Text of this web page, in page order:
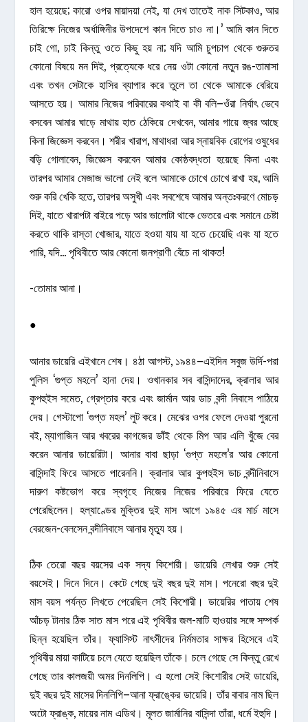
হাল হয়েছে; কারো ওপর মায়াদয়া নেই, যা দেখ তাতেই নাক সিটকাও, আর
তিরিক্ষে নিজের অর্ধাঙ্গিনীর উপদেশে কান দিতে চাও না।’ আমি কান দিতে
চাই গো, চাই কিন্তু ওতে কিছু হয় না; যদি আমি চুপচাপ থেকে গুরুতর
কোনো বিষয়ে মন দিই, প্রত্যেকে ধরে নেয় ওটা কোনো নতুন রঙ-তামাসা
এবং তখন সেটাকে হাসির ব্যাপার করে তুলে তা থেকে আমাকে বেরিয়ে
আসতে হয়। আমার নিজের পরিবারের কথাই বা কী বলি–ওঁরা নির্ঘাৎ ভেবে
বসবেন আমার ঘাড়ে মাথায় হাত ঠেকিয়ে দেখবেন, আমার গায়ে জ্বর আছে
কিনা জিজ্ঞেস করবেন। শরীর খারাপ, মাথাধরা আর স্নায়বিক রোগের ওষুধের
বড়ি গোলাবেন, জিজ্ঞেস করবেন আমার কোষ্ঠবদ্ধতা হয়েছে কিনা এবং
তারপর আমার মেজাজ ভালো নেই বলে আমাকে চোখে চোখে রাখা হয়, আমি
শুরু করি খেকি হতে, তারপর অসুখী এবং সবশেষে আমার অন্তঃকরণে মোচড়
দিই, যাতে খারাপটা বাইরে পড়ে আর ভালোটা থাকে ভেতরে এবং সমানে চেষ্টা
করতে থাকি রাস্তা খোজার, যাতে হওয়া যায় যা হতে চেয়েছি এবং যা হতে
পারি, যদি… পৃথিবীতে আর কোনো জনপ্রাণী বেঁচে না থাকত!
-তোমার আনা।
●
আনার ডায়েরি এইখানে শেষ। ৪ঠা আগস্ট, ১৯৪৪–এইদিন সবুজ উর্দি-পরা
পুলিস ‘গুপ্ত মহলে’ হানা দেয়। ওখানকার সব বাসিন্দাদের, ক্রালার আর
কুপহুইস সমেত, গ্রেপ্তার করে এবং জার্মান আর ডাচ বন্দী নিবাসে পাঠিয়ে
দেয়। গেস্টাপো ‘গুপ্ত মহল’ লুট করে। মেঝের ওপর ফেলে দেওয়া পুরনো
বই, ম্যাগাজিন আর খবরের কাগজের ডাঁই থেকে মিপ আর এলি খুঁজে বের
করেন আনার ডায়েরিটা। আনার বাবা ছাড়া ‘গুপ্ত মহলে’র আর কোনো
বাসিন্দাই ফিরে আসতে পারেননি। ক্রালার আর কুপহুইস ডাচ বন্দীনিবাসে
দারুণ কষ্টভোগ করে স্বগৃহে নিজের নিজের পরিবারে ফিরে যেতে
পেরেছিলেন। হল্যাণ্ডের মুক্তির দুই মাস আগে ১৯৪৫ এর মার্চ মাসে
বেরজেন-বেলসেন বন্দীনিবাসে আনার মৃত্যু হয়।
ঠিক তেরো বছর বয়সের এক সদ্য কিশোরী। ডায়েরি লেখার শুরু সেই
বয়সেই। দিনে দিনে। কেটে গেছে দুই বছর দুই মাস। পনেরো বছর দুই
মাস বয়স পর্যন্ত লিখতে পেরেছিল সেই কিশোরী। ডায়েরির পাতায় শেষ
আঁচড় টানার ঠিক সাত মাস পরে এই পৃথিবীর জল-মাটি হাওয়ার সঙ্গে সম্পর্ক
ছিন্ন হয়েছিল তাঁর। ফ্যাসিস্ট নাৎসীদের নির্মমতার সাক্ষর হিসেবে এই
পৃথিবীর মায়া কাটিয়ে চলে যেতে হয়েছিল তাঁকে। চলে গেছে সে কিন্তু রেখে
গেছে তার কালজয়ী অমর দিনলিপি। এ হলো সেই কিশোরীর সেই ডায়েরি,
দুই বছর দুই মাসের দিনলিপি–আনা ফ্রাঙ্কের ডায়েরি। তাঁর বাবার নাম ছিল
অটো ফ্রাঙ্ক, মায়ের নাম এডিথ। মূলত জার্মানির বাসিন্দা তাঁরা, ধর্মে ইহুদি।